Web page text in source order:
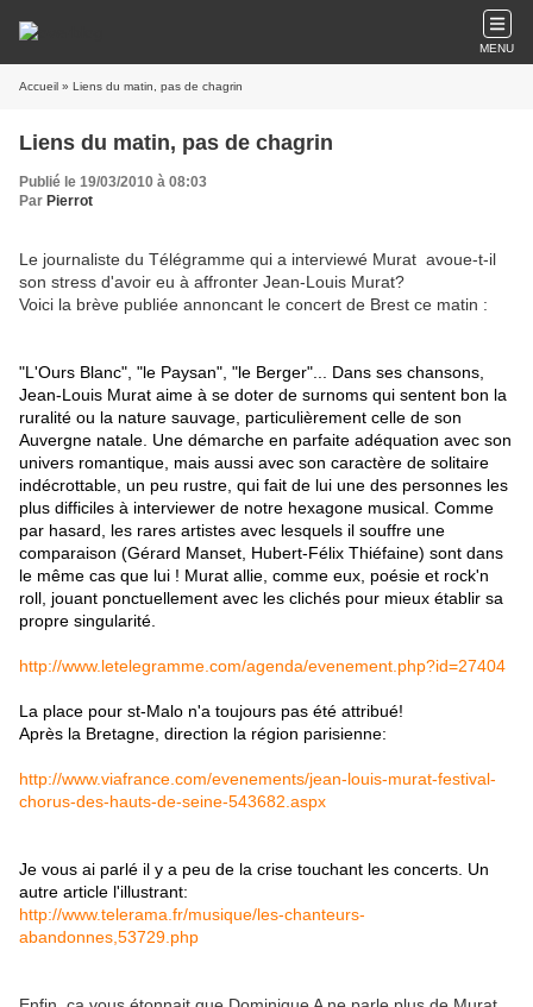
MENU
Accueil » Liens du matin, pas de chagrin
Liens du matin, pas de chagrin
Publié le 19/03/2010 à 08:03
Par Pierrot
Le journaliste du Télégramme qui a interviewé Murat avoue-t-il
son stress d'avoir eu à affronter Jean-Louis Murat?
Voici la brève publiée annoncant le concert de Brest ce matin :
"L'Ours Blanc", "le Paysan", "le Berger"... Dans ses chansons,
Jean-Louis Murat aime à se doter de surnoms qui sentent bon la
ruralité ou la nature sauvage, particulièrement celle de son
Auvergne natale. Une démarche en parfaite adéquation avec son
univers romantique, mais aussi avec son caractère de solitaire
indécrottable, un peu rustre, qui fait de lui une des personnes les
plus difficiles à interviewer de notre hexagone musical. Comme
par hasard, les rares artistes avec lesquels il souffre une
comparaison (Gérard Manset, Hubert-Félix Thiéfaine) sont dans
le même cas que lui ! Murat allie, comme eux, poésie et rock'n
roll, jouant ponctuellement avec les clichés pour mieux établir sa
propre singularité.
http://www.letelegramme.com/agenda/evenement.php?id=27404
La place pour st-Malo n'a toujours pas été attribué!
Après la Bretagne, direction la région parisienne:
http://www.viafrance.com/evenements/jean-louis-murat-festival-
chorus-des-hauts-de-seine-543682.aspx
Je vous ai parlé il y a peu de la crise touchant les concerts. Un
autre article l'illustrant:
http://www.telerama.fr/musique/les-chanteurs-
abandonnes,53729.php